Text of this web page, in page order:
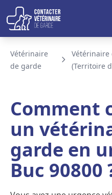
Aller au contenu
BLOG ET ACTUALITE
Vétérinaire
de garde
Vétérinaire
(Territoire
Comment
un
garde en
Buc 90800